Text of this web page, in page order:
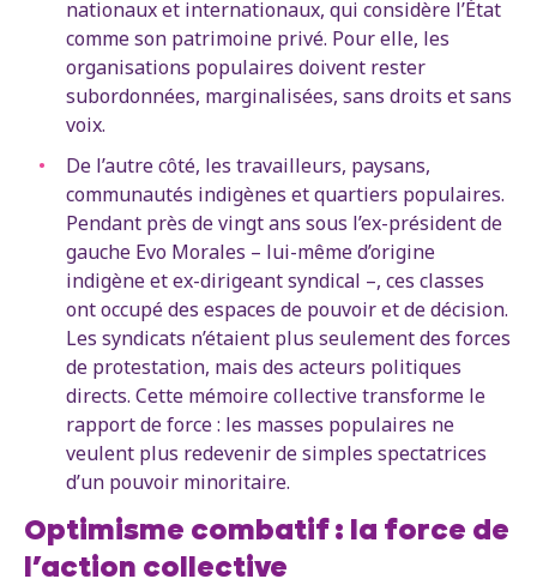
nationaux et internationaux, qui considère l’État
comme son patrimoine privé. Pour elle, les
organisations populaires doivent rester
subordonnées, marginalisées, sans droits et sans
voix.
De l’autre côté, les travailleurs, paysans,
communautés indigènes et quartiers populaires.
Pendant près de vingt ans sous l’ex-président de
gauche Evo Morales – lui-même d’origine
indigène et ex-dirigeant syndical –, ces classes
ont occupé des espaces de pouvoir et de décision.
Les syndicats n’étaient plus seulement des forces
de protestation, mais des acteurs politiques
directs. Cette mémoire collective transforme le
rapport de force : les masses populaires ne
veulent plus redevenir de simples spectatrices
d’un pouvoir minoritaire.
Optimisme combatif : la force de
l’action collective